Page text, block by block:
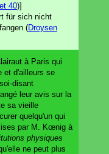
40)]
für sich nicht
(Droysen
à Paris qui
et d'ailleurs se
disant
leur avis sur la
sa vieille
quelqu'un qui
par M. Kœnig à
physiques
ne peut plus